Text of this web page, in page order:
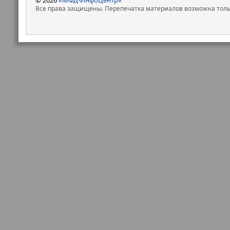
Все права защищены. Перепечатка материалов возможна